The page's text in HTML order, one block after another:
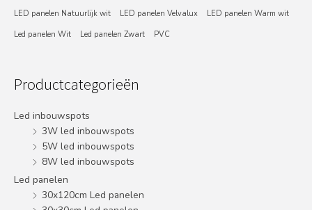
LED panelen Natuurlijk wit
LED panelen Velvalux
LED panelen Warm wit
Led panelen Wit
Led panelen Zwart PVC
Productcategorieën
Led inbouwspots
3W led inbouwspots
5W led inbouwspots
8W led inbouwspots
Led panelen
30x120cm Led panelen